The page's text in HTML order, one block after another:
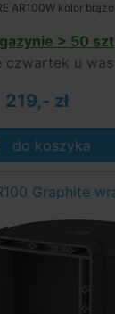
AR100W kolor
> 50 szt
czwartek u was
219,- zł
do koszyka
Graphite